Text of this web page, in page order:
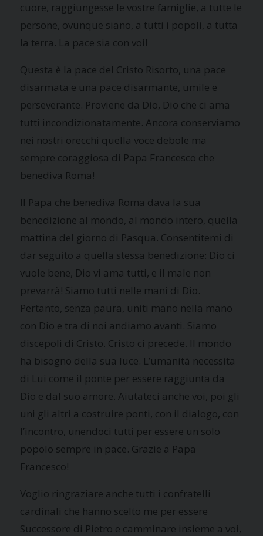
cuore, raggiungesse le vostre famiglie, a tutte le
persone, ovunque siano, a tutti i popoli, a tutta
la terra. La pace sia con voi!
Questa è la pace del Cristo Risorto, una pace
disarmata e una pace disarmante, umile e
perseverante. Proviene da Dio, Dio che ci ama
tutti incondizionatamente. Ancora conserviamo
nei nostri orecchi quella voce debole ma
sempre coraggiosa di Papa Francesco che
benediva Roma!
Il Papa che benediva Roma dava la sua
benedizione al mondo, al mondo intero, quella
mattina del giorno di Pasqua. Consentitemi di
dar seguito a quella stessa benedizione: Dio ci
vuole bene, Dio vi ama tutti, e il male non
prevarrà! Siamo tutti nelle mani di Dio.
Pertanto, senza paura, uniti mano nella mano
con Dio e tra di noi andiamo avanti. Siamo
discepoli di Cristo. Cristo ci precede. Il mondo
ha bisogno della sua luce. L’umanità necessita
di Lui come il ponte per essere raggiunta da
Dio e dal suo amore. Aiutateci anche voi, poi gli
uni gli altri a costruire ponti, con il dialogo, con
l’incontro, unendoci tutti per essere un solo
popolo sempre in pace. Grazie a Papa
Francesco!
Voglio ringraziare anche tutti i confratelli
cardinali che hanno scelto me per essere
Successore di Pietro e camminare insieme a voi,